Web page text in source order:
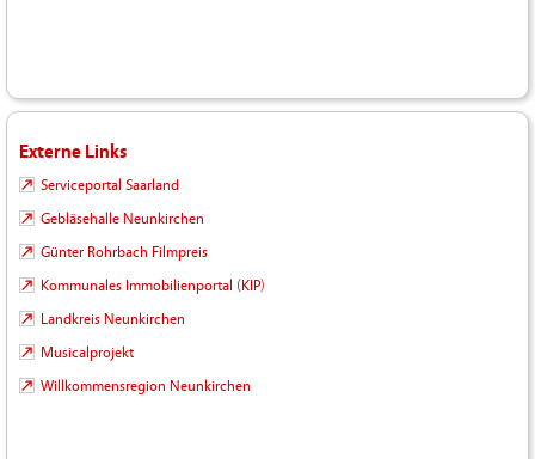
Externe Links
Serviceportal Saarland
Gebläsehalle Neunkirchen
Günter Rohrbach Filmpreis
Kommunales Immobilienportal (KIP)
Landkreis Neunkirchen
Musicalprojekt
Willkommensregion Neunkirchen